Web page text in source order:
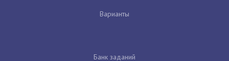
Варианты
Банк заданий